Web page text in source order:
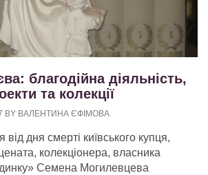
благодійна діяльність,
та колекції
BY ВАЛЕНТИНА ЄФІМОВА
від дня смерті київського купця,
колекціонера, власника
Семена Могилевцева